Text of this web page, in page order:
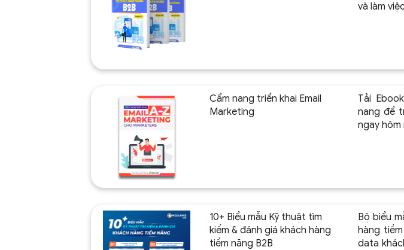
và làm
Cẩm nang triển khai Email
Marketing
Tải
nang để
ngay hôm
10+ Biểu mẫu Kỹ thuật tìm
kiếm & đánh giá khách hàng
tiềm năng B2B
Bộ biểu
hàng
data